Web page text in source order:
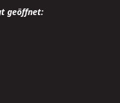
geöffnet: